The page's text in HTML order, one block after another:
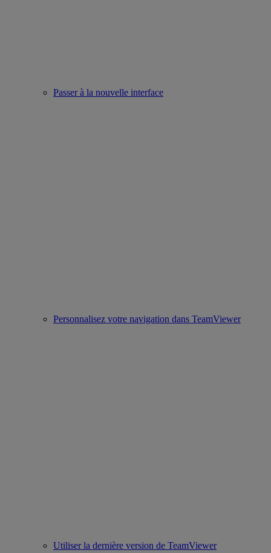
Passer à la nouvelle interface
Personnalisez votre navigation dans TeamViewer
Utiliser la dernière version de TeamViewer